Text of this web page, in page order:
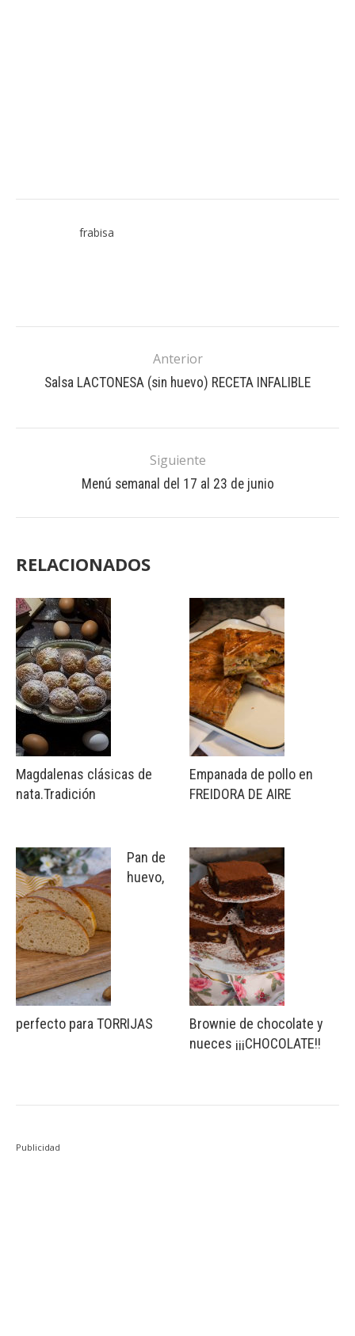
frabisa
Anterior
Salsa LACTONESA (sin huevo) RECETA INFALIBLE
Siguiente
Menú semanal del 17 al 23 de junio
RELACIONADOS
Magdalenas clásicas de
nata.Tradición
Pan de
huevo,
perfecto para TORRIJAS
Empanada de pollo en
FREIDORA DE AIRE
Brownie de chocolate y
nueces ¡¡¡CHOCOLATE!!
Publicidad